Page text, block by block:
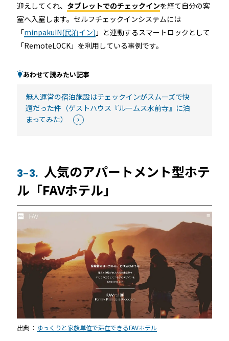
迎えしてくれ、 タブレットでのチェックインを経て自分の客
室へ入室します。セルフチェックインシステムには
「minpakuIN(民泊イン) 」と連動するスマートロックとして
「RemoteLOCK」を利用している事例です。
あわせて読みたい記事
無人運営の宿泊施設はチェックインがスムーズで快
適だった件（ゲストハウス『ルームス水前寺』に泊
まってみた）
3-3. 人気のアパートメント型ホテ
ル「FAVホテル」
出典 ： ゆっくりと家族単位で滞在できるFAVホテル